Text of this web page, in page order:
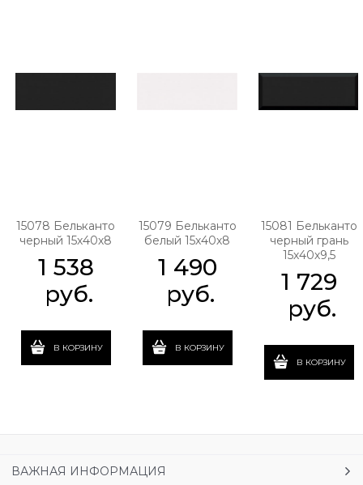
15078 Бельканто
черный 15х40х8
1 538
руб.
В КОРЗИНУ
15079 Бельканто
белый 15х40х8
1 490
руб.
В КОРЗИНУ
15081 Бельканто
черный грань
15х40х9,5
1 729
руб.
В КОРЗИНУ
ВАЖНАЯ ИНФОРМАЦИЯ